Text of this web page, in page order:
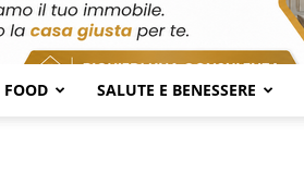
FOOD SALUTE E BENESSERE